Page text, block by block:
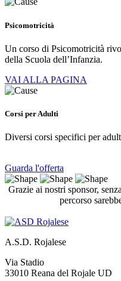
Psicomotricità
Un corso di Psicomotricità
della Scuola dell’Infanzia.
VAI ALLA PAGINA
Corsi per Adulti
Diversi corsi specifici per
Guarda l'offerta
Grazie ai nostri sponsor,
percorso
A.S.D. Rojalese
Via Stadio
33010 Reana del Rojale UD